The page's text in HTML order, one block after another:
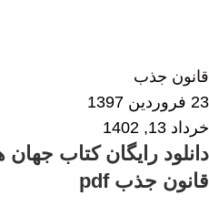
قانون جذب
23 فروردین 1397
خرداد 13, 1402
قانون جذب pdf